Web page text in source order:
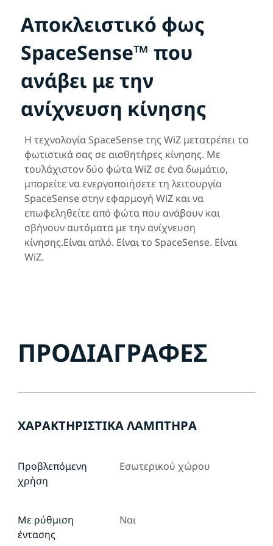
Αποκλειστικό φως
SpaceSense™ που
ανάβει με την
ανίχνευση κίνησης
Η τεχνολογία SpaceSense της WiZ μετατρέπει τα
φωτιστικά σας σε αισθητήρες κίνησης. Με
τουλάχιστον δύο φώτα WiZ σε ένα δωμάτιο,
μπορείτε να ενεργοποιήσετε τη λειτουργία
SpaceSense στην εφαρμογή WiZ και να
επωφεληθείτε από φώτα που ανάβουν και
σβήνουν αυτόματα με την ανίχνευση
κίνησης.Είναι απλό. Είναι το SpaceSense. Είναι
WiZ.
ΠΡΟΔΙΑΓΡΑΦΈΣ
ΧΑΡΑΚΤΗΡΙΣΤΙΚΆ ΛΑΜΠΤΉΡΑ
Προβλεπόμενη
χρήση
Εσωτερικού χώρου
Με ρύθμιση
έντασης
Ναι